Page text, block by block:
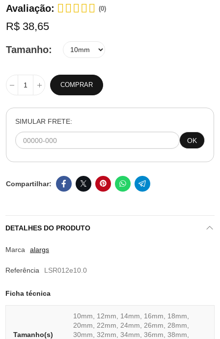
Avaliação:
(0)
R$ 38,65
Tamanho
COMPRAR
SIMULAR FRETE:
OK
DETALHES DO PRODUTO
Marca alargs
Referência LSR012e10.0
Ficha técnica
Tamanho(s)
10mm, 12mm, 14mm, 16mm, 18mm,
20mm, 22mm, 24mm, 26mm, 28mm,
30mm, 32mm, 34mm, 36mm, 38mm,